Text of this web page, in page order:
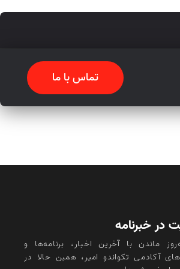
تماس با ما
در خبرنامه
ماندن با آخرین اخبار، برنامه‌ها و
آکادمی تکواندو امیر، همین حالا در